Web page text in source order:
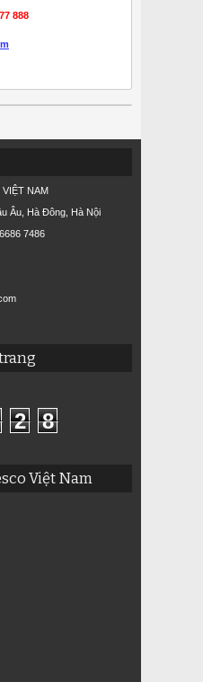
888
NAM
Âu, Hà Đông, Hà Nội
7486
2 8
Việt Nam